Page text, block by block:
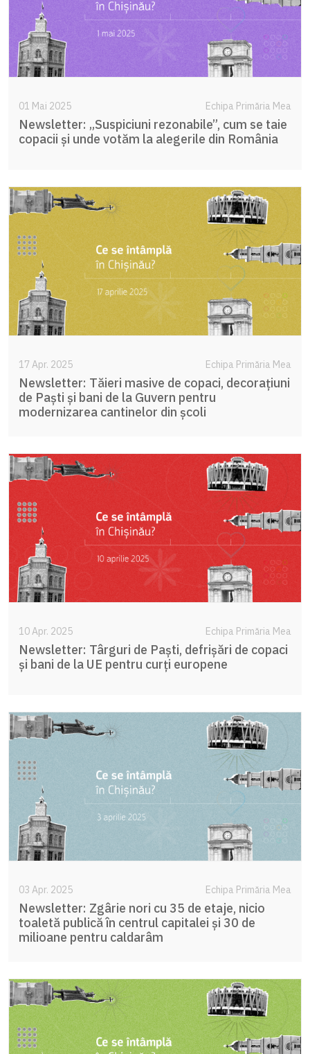
01 Mai 2025 Echipa Primăria Mea
Newsletter: „Suspiciuni rezonabile”, cum se taie
copacii și unde votăm la alegerile din România
17 Apr. 2025 Echipa Primăria Mea
Newsletter: Tăieri masive de copaci, decorațiuni
de Paști și bani de la Guvern pentru
modernizarea cantinelor din școli
10 Apr. 2025 Echipa Primăria Mea
Newsletter: Târguri de Paști, defrișări de copaci
și bani de la UE pentru curți europene
03 Apr. 2025 Echipa Primăria Mea
Newsletter: Zgârie nori cu 35 de etaje, nicio
toaletă publică în centrul capitalei și 30 de
milioane pentru caldarâm